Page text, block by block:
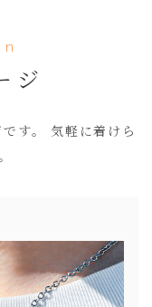
ジ
す。 気軽に着けら